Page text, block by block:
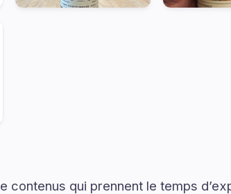
contenus qui prennent le temps